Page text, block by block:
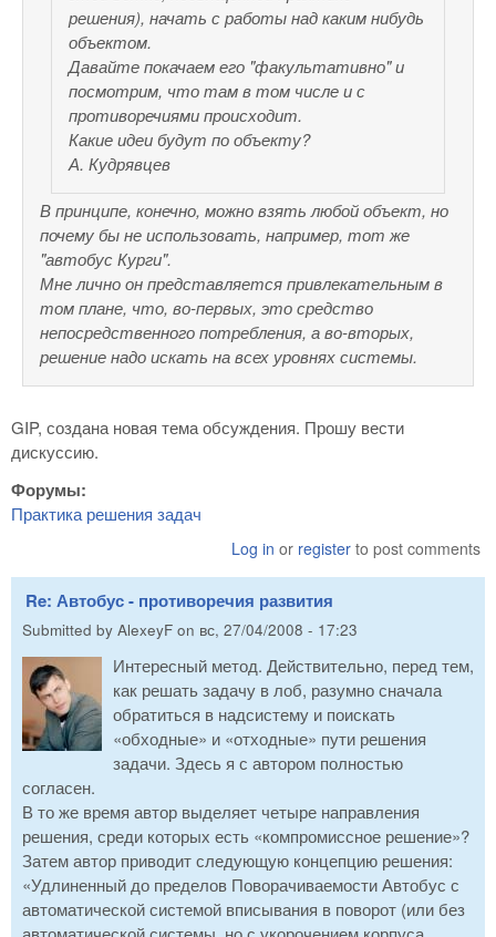
решения), начать с работы над каким нибудь
объектом.
Давайте покачаем его "факультативно" и
посмотрим, что там в том числе и с
противоречиями происходит.
Какие идеи будут по объекту?
А. Кудрявцев
В принципе, конечно, можно взять любой объект, но
почему бы не использовать, например, тот же
"автобус Курги".
Мне лично он представляется привлекательным в
том плане, что, во-первых, это средство
непосредственного потребления, а во-вторых,
решение надо искать на всех уровнях системы.
GIP, создана новая тема обсуждения. Прошу вести
дискуссию.
Форумы:
Практика решения задач
Log in or register to post comments
Re: Автобус - противоречия развития
Submitted by AlexeyF on вс, 27/04/2008 - 17:23
Интересный метод. Действительно, перед тем,
как решать задачу в лоб, разумно сначала
обратиться в надсистему и поискать
«обходные» и «отходные» пути решения
задачи. Здесь я с автором полностью
согласен.
В то же время автор выделяет четыре направления
решения, среди которых есть «компромиссное решение»?
Затем автор приводит следующую концепцию решения:
«Удлиненный до пределов Поворачиваемости Автобус с
автоматической системой вписывания в поворот (или без